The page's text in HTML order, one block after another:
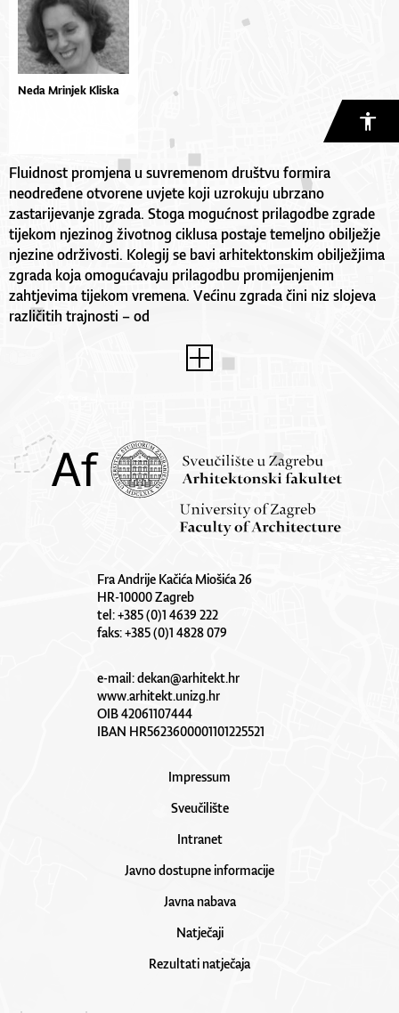
Neda Mrinjek Kliska
Fluidnost promjena u suvremenom društvu formira
neodređene otvorene uvjete koji uzrokuju ubrzano
zastarijevanje zgrada. Stoga mogućnost prilagodbe zgrade
tijekom njezinog životnog ciklusa postaje temeljno obilježje
njezine održivosti. Kolegij se bavi arhitektonskim obilježjima
zgrada koja omogućavaju prilagodbu promijenjenim
zahtjevima tijekom vremena. Većinu zgrada čini niz slojeva
različitih trajnosti – od
Fra Andrije Kačića Miošića 26
HR-10000 Zagreb
tel: +385 (0)1 4639 222
faks: +385 (0)1 4828 079
e-mail:dekan@arhitekt.hr
www.arhitekt.unizg.hr
OIB 42061107444
IBAN HR5623600001101225521
Impressum
Sveučilište
Intranet
Javno dostupne informacije
Javna nabava
Natječaji
Rezultati natječaja